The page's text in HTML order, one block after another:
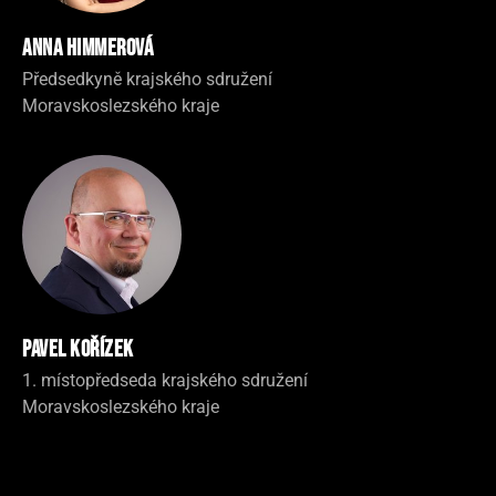
Anna Himmerová
Předsedkyně krajského sdružení
Moravskoslezského kraje
Pavel Kořízek
1. místopředseda krajského sdružení
Moravskoslezského kraje